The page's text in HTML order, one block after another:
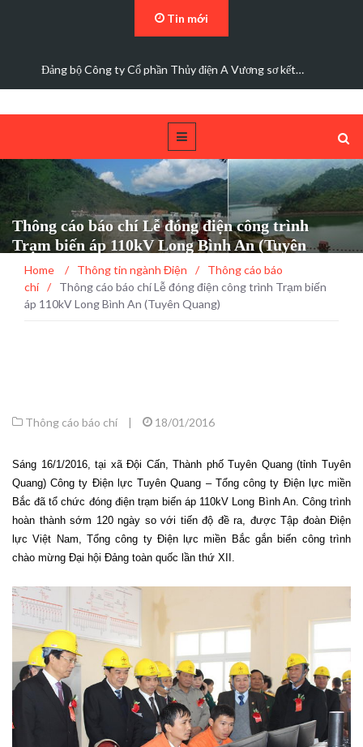
Tin mới
Các trường hợp điện mặt trời mái nhà được bán điện dư
Thông cáo báo chí Lễ đóng điện công trình
Trạm biến áp 110kV Long Bình An (Tuyên
Quang)
Home / Thông tin ngành Điện /
Thông cáo báo
chí /
Thông cáo báo chí Lễ đóng điện công trình Trạm biến
áp 110kV Long Bình An (Tuyên Quang)
Thông cáo báo chí | 18/01/2016
Sáng 16/1/2016, tại xã Đội Cấn, Thành phố Tuyên Quang (tỉnh Tuyên
Quang) Công ty Điện lực Tuyên Quang – Tổng công ty Điện lực miền
Bắc đã tổ chức đóng điện trạm biến áp 110kV Long Bình An. Công trình
hoàn thành sớm 120 ngày so với tiến độ đề ra, được Tập đoàn Điện
lực Việt Nam, Tổng công ty Điện lực miền Bắc gắn biến công trình
chào mừng Đại hội Đảng toàn quốc lần thứ XII.